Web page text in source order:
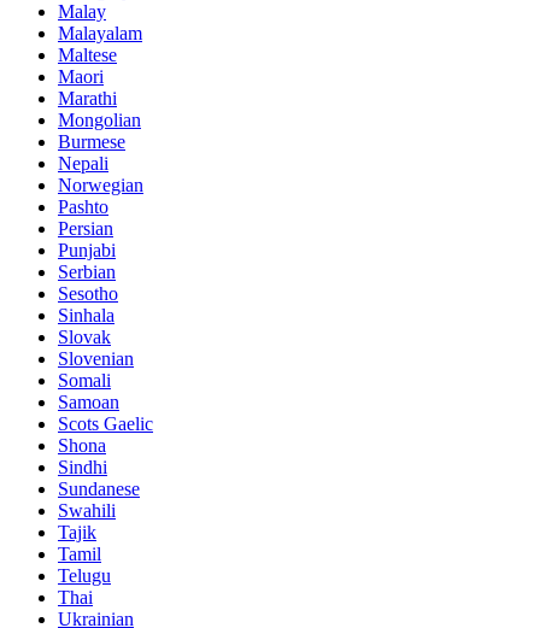
Malay
Malayalam
Maltese
Maori
Marathi
Mongolian
Burmese
Nepali
Norwegian
Pashto
Persian
Punjabi
Serbian
Sesotho
Sinhala
Slovak
Slovenian
Somali
Samoan
Scots Gaelic
Shona
Sindhi
Sundanese
Swahili
Tajik
Tamil
Telugu
Thai
Ukrainian